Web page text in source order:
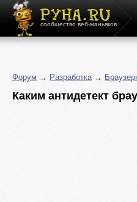
сообщество веб-маньяков
Форум → Разработка→
Каким антидетект